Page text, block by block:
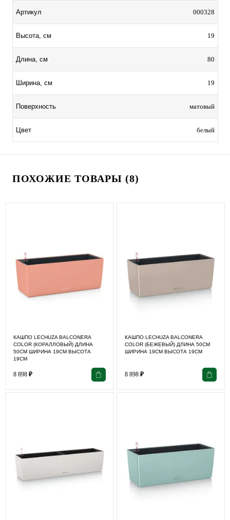
Артикул 000328
Высота, см 19
Длина, см 80
Ширина, см 19
Поверхность матовый
Цвет белый
ПОХОЖИЕ ТОВАРЫ (8)
КАШПО LECHUZA BALCONERA
COLOR (КОРАЛЛОВЫЙ) ДЛИНА
50СМ ШИРИНА 19СМ ВЫСОТА
19СМ
8 898 ₽
КАШПО LECHUZA BALCONERA
COLOR (БЕЖЕВЫЙ) ДЛИНА 50СМ
ШИРИНА 19СМ ВЫСОТА 19СМ
8 898 ₽